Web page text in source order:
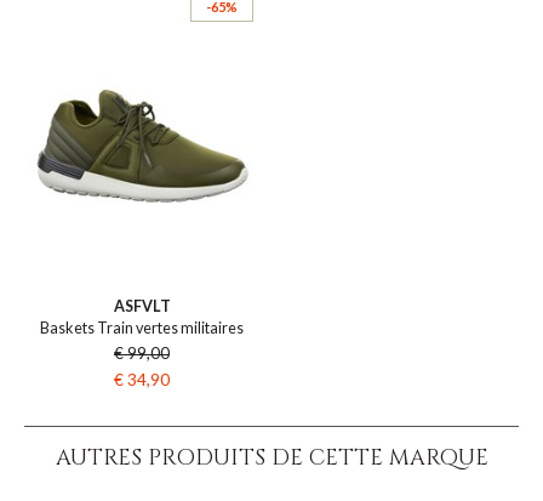
-65%
ASFVLT
Baskets Train vertes militaires
€ 99,00
€ 34,90
AUTRES PRODUITS DE CETTE MARQUE